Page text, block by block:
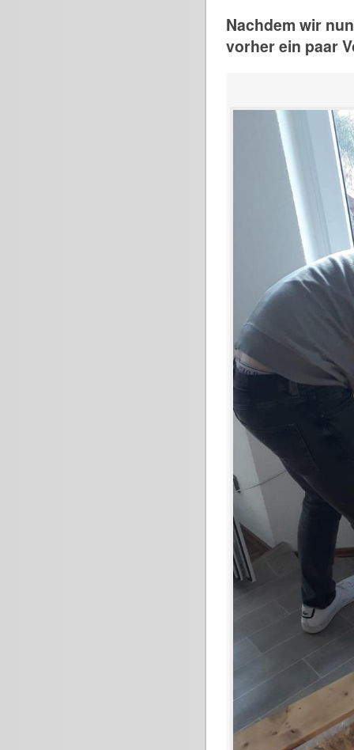
Nachdem wir
vorher ein paar